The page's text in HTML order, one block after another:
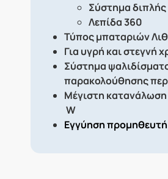
Σύστημα
Λεπίδα 360
Τύπος μπαταριών
Για υγρή και στεγνή
Σύστημα
παρακολούθησης
Μέγιστη κατανάλωση
W
Εγγύηση προμηθευτή